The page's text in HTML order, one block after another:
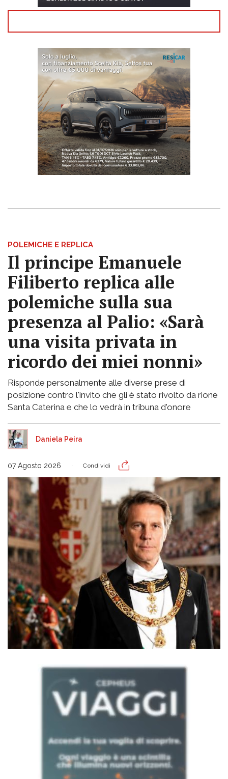
POLEMICHE E REPLICA
Il principe Emanuele
Filiberto replica alle
polemiche sulla sua
presenza al Palio: «Sarà
una visita privata in
ricordo dei miei nonni»
Risponde personalmente alle diverse prese di
posizione contro l'invito che gli è stato rivolto da rione
Santa Caterina e che lo vedrà in tribuna d'onore
Daniela Peira
07 Agosto 2026 Condividi